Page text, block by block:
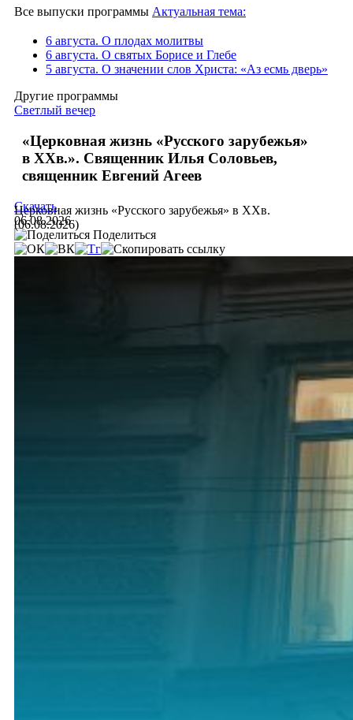
Все выпуски программы Актуальная тема:
6 августа. О плодах молитвы
6 августа. О святых Борисе и Глебе
5 августа. О значении слов Христа: «Аз есмь дверь»
Другие программы
Светлый вечер
«Церковная жизнь «Русского зарубежья»
в ХХв.». Священник Илья Соловьев,
священник Евгений Агеев
Церковная жизнь «Русского зарубежья» в ХХв.
(06.08.2026)
Скачать
06.08.2026
Поделиться